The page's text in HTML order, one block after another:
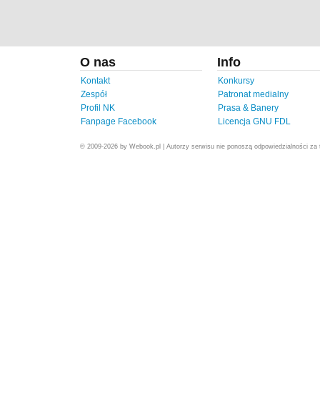
O nas
Kontakt
Zespół
Profil NK
Fanpage Facebook
Info
Konkursy
Patronat medialny
Prasa & Banery
Licencja GNU FDL
© 2009-2026 by Webook.pl | Autorzy serwisu nie ponoszą odpowiedzialności